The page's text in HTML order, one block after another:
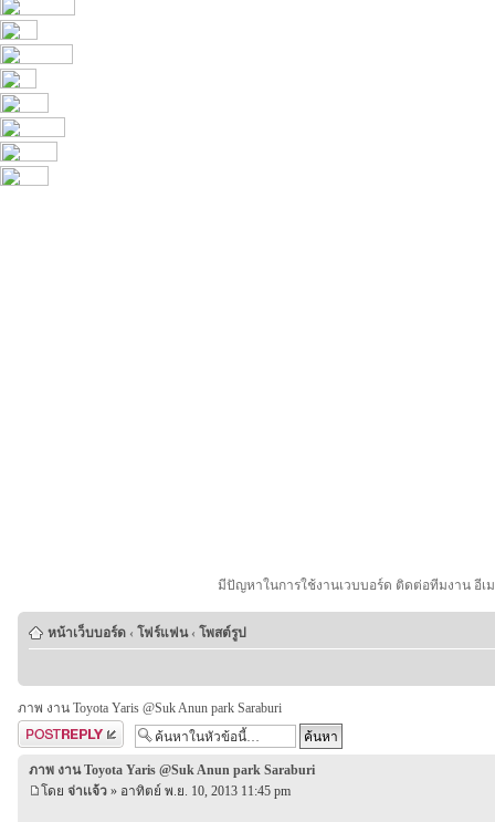
มีปัญหาในการใช้งานเวบบอร์ด ติดต่อทีมงาน อีเ
หน้าเว็บบอร์ด ‹ โฟร์แฟน ‹ โพสต์รูป
ภาพ งาน Toyota Yaris @Suk Anun park Saraburi
ตอบกระทู้
ภาพ งาน Toyota Yaris @Suk Anun park Saraburi
โดย จ่าเเจ้ว » อาทิตย์ พ.ย. 10, 2013 11:45 pm